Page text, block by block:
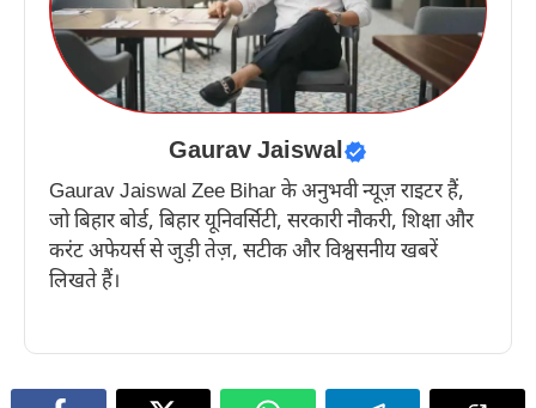
Gaurav Jaiswal
Gaurav Jaiswal Zee Bihar के अनुभवी न्यूज़ राइटर हैं,
जो बिहार बोर्ड, बिहार यूनिवर्सिटी, सरकारी नौकरी, शिक्षा और
करंट अफेयर्स से जुड़ी तेज़, सटीक और विश्वसनीय खबरें
लिखते हैं।